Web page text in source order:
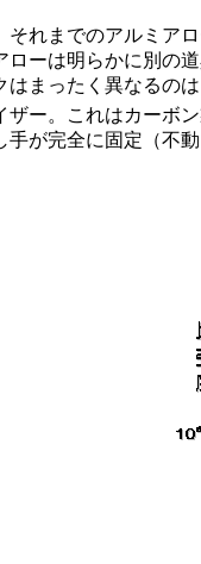
れまでのアルミア
ローは明らかに別の
まったく異なるのは
ー。これはカーボ
手が完全に固定（不